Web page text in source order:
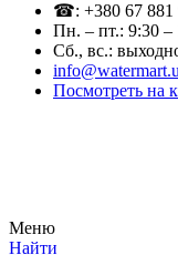
☎: +380 67 881
Пн. – пт.: 9:30 –
Сб., вс.:
Посмотреть на
Меню
Найти